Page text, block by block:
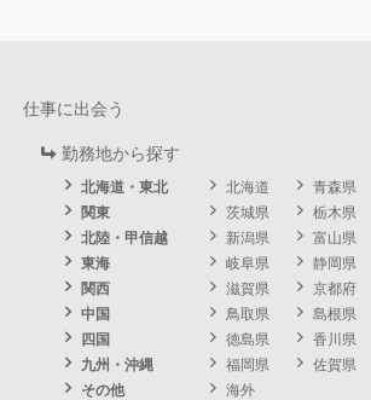
仕事に出会う
勤務地から探す
北海道・東北 北海道 青森県
関東
茨城県 栃木県
北陸・甲信越
新潟県 富山県
東海
岐阜県 静岡県
関西
滋賀県 京都府
中国
鳥取県 島根県
四国
徳島県 香川県
九州・沖縄
福岡県 佐賀県
その他
海外